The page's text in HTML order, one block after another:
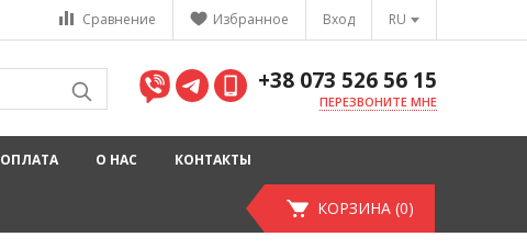
RU
Вход
Избранное
Сравнение
+38 073 526 56 15
ПЕРЕЗВОНИТЕ МНЕ
ОПЛАТА О НАС КОНТАКТЫ
КОРЗИНА (0)